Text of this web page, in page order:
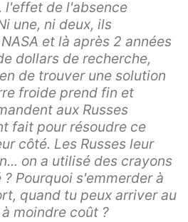
l'effet de l'absence
une, ni deux, ils
et là après 2 années
dollars de recherche,
de trouver une solution
froide prend fin et
aux Russes
fait pour résoudre ce
côté. Les Russes leur
on a utilisé des crayons
Pourquoi s'emmerder à
quand tu peux arriver au
moindre coût ?